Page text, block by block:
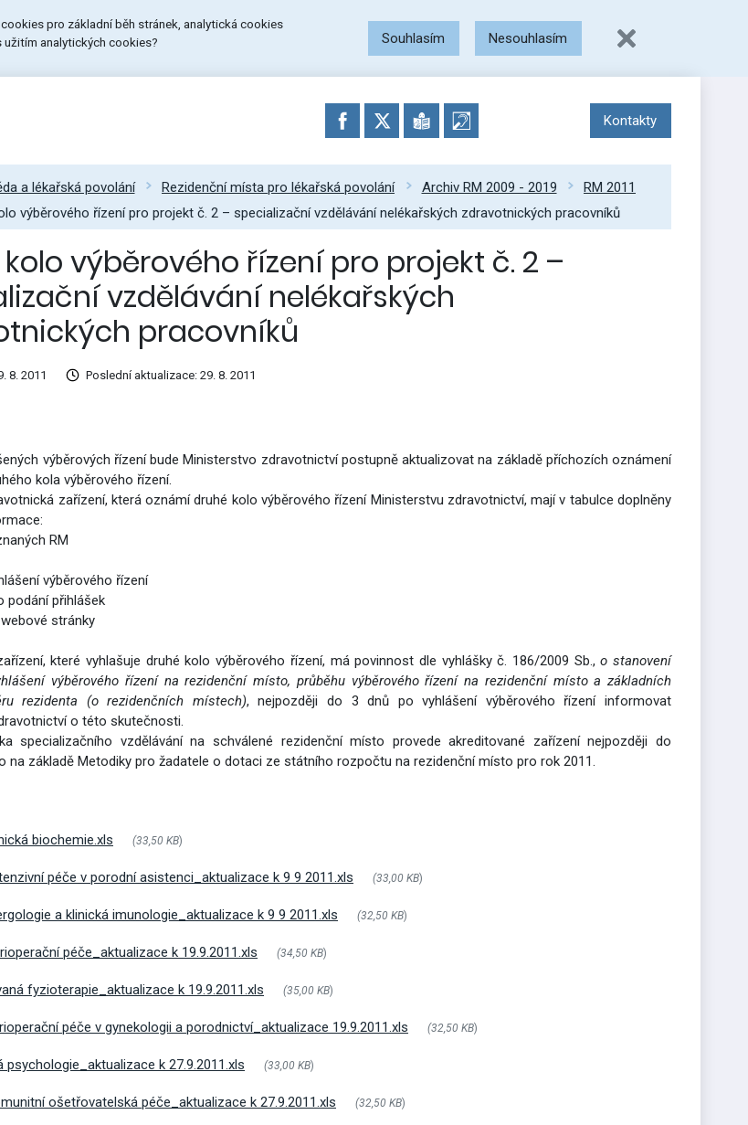
pro základní běh stránek, analytická cookies
analytických cookies?
Souhlasím Nesouhlasím
Kontakty
a lékařská povolání Rezidenční místa pro lékařská povolání Archiv RM 2009 - 2019
RM 2011
výběrového řízení pro projekt č. 2 – specializační vzdělávání nelékařských zdravotnických pracovníků
výběrového řízení pro projekt č. 2 –
vzdělávání nelékařských
pracovníků
8. 2011 Poslední aktualizace: 29. 8. 2011
výběrových řízení bude Ministerstvo zdravotnictví postupně aktualizovat na základě příchozích oznámení
kola výběrového řízení.
zařízení, která oznámí druhé kolo výběrového řízení Ministerstvu zdravotnictví, mají v tabulce doplněny
RM
výběrového řízení
přihlášek
stránky
které vyhlašuje druhé kolo výběrového řízení, má povinnost dle vyhláškyč. 186/2009 Sb.,o stanovení
výběrového řízení na rezidenční místo, průběhu výběrového řízení na rezidenční místo a základních
rezidenta (o rezidenčních místech), nejpozději do 3 dnů po vyhlášení výběrového řízení informovat
o této skutečnosti.
specializačního vzdělávání na schválené rezidenční místo provede akreditované zařízení nejpozději do
na základě Metodiky pro žadatele o dotaci ze státního rozpočtu na rezidenční místo pro rok 2011.
biochemie.xls (33,50 KB)
péče v porodní asistenci_aktualizace k 9 9 2011.xls (33,00 KB)
a klinická imunologie_aktualizace k 9 9 2011.xls (32,50 KB)
péče_aktualizace k 19.9.2011.xls (34,50 KB)
fyzioterapie_aktualizace k 19.9.2011.xls (35,00 KB)
péče v gynekologii a porodnictví_aktualizace 19.9.2011.xls (32,50 KB)
psychologie_aktualizace k 27.9.2011.xls (33,00 KB)
ošetřovatelská péče_aktualizace k 27.9.2011.xls (32,50 KB)